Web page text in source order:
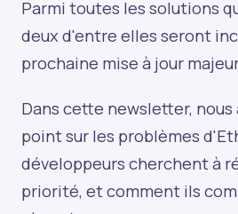
Parmi toutes les solutions
deux d'entre elles seront
prochaine mise à jour
Dans cette newsletter,
point sur les problèmes
développeurs cherchent à
priorité, et comment ils